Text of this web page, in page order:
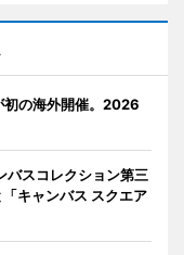
初の海外開催。2026
バスコレクション第三
キャンバス スクエア